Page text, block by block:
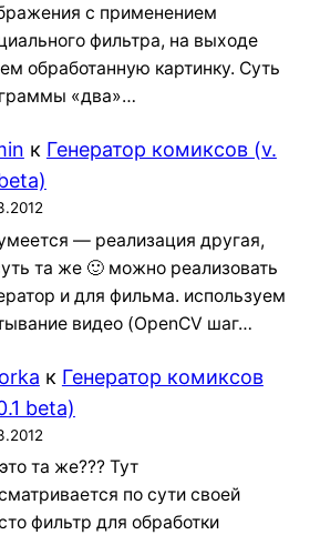
с применением
фильтра, на выходе
обработанную картинку. Суть
«два»…
к Генератор комиксов (v.
— реализация другая,
та же 🙂 можно реализовать
и для фильма. используем
видео (OpenCV шаг…
к Генератор комиксов
beta)
та же??? Тут
по сути своей
фильтр для обработки